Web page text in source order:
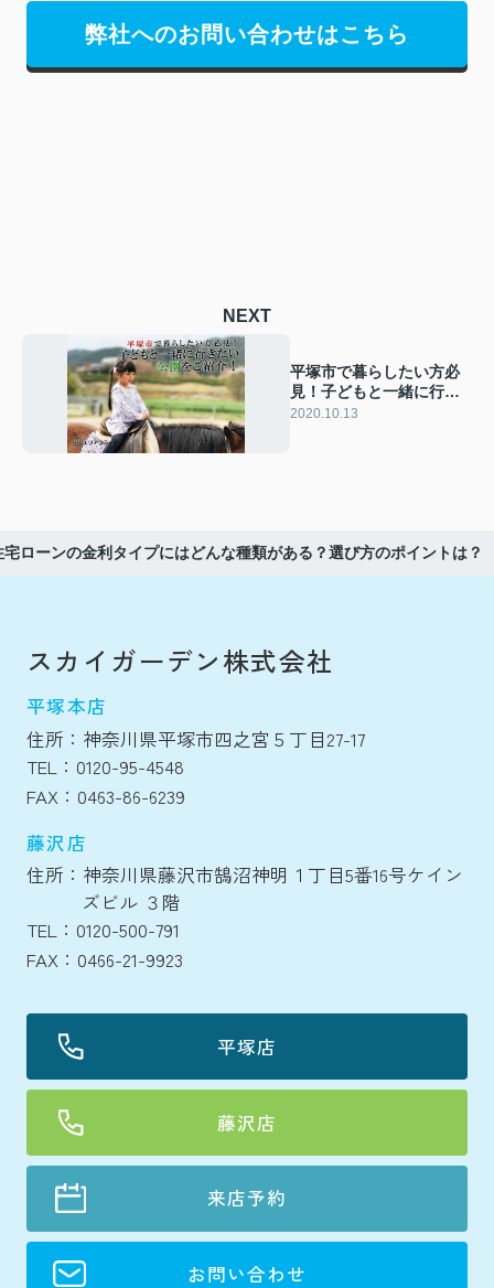
弊社へのお問い合わせはこちら
NEXT
平塚市で暮らしたい方必
見！子どもと一緒に行き
たい公園をご紹介！
2020.10.13
宅ローンの金利タイプにはどんな種類がある？選び方のポイントは？
スカイガーデン株式会社
平塚本店
住所：神奈川県平塚市四之宮５丁目27-17
TEL：0120-95-4548
FAX：0463-86-6239
藤沢店
住所：神奈川県藤沢市鵠沼神明１丁目5番16号ケイン
ズビル ３階
TEL：0120-500-791
FAX：0466-21-9923
平塚店
藤沢店
来店予約
お問い合わせ